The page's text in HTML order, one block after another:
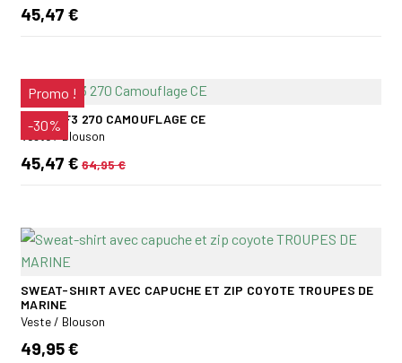
45,47 €
Promo !
-30%
VESTE F3 270 CAMOUFLAGE CE
Veste / Blouson
45,47 € 64,95 €
SWEAT-SHIRT AVEC CAPUCHE ET ZIP COYOTE TROUPES DE
MARINE
Veste / Blouson
49,95 €